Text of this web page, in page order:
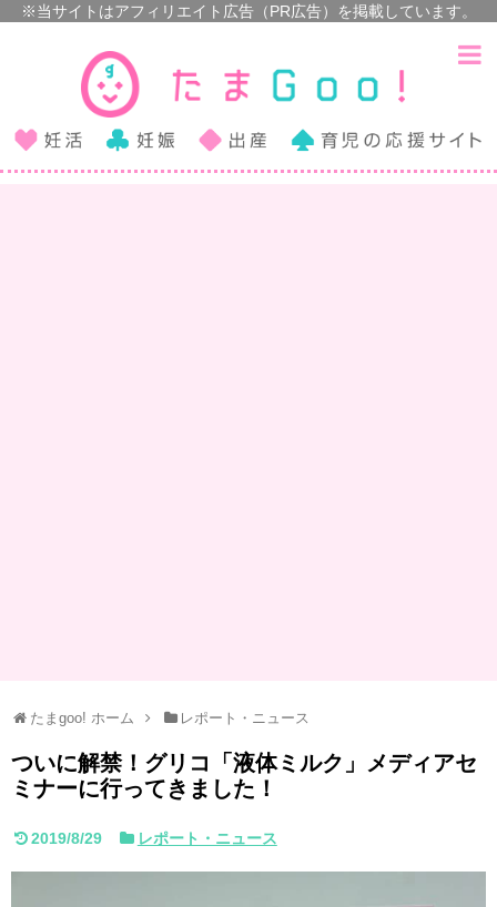
たまgoo! ホーム レポート・ニュース
ついに解禁！グリコ「液体ミルク」メディアセ
ミナーに行ってきました！
2019/8/29 レポート・ニュース